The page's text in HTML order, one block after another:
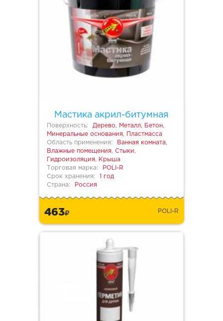
Мастика акрил-битумная
Поверхность:
Дерево, Металл, Бетон,
Минеральные основания, Пластмасса
Область применения:
Ванная комната,
Влажные помещения, Стыки,
Гидроизоляция, Крыша
Торговая марка:
POLI-R
Срок хранения:
1 год
Страна:
Россия
463 POLI-R